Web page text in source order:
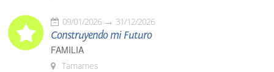
09/01/2026 31/12/2026
Construyendo mi Futuro
FAMILIA
Tamames